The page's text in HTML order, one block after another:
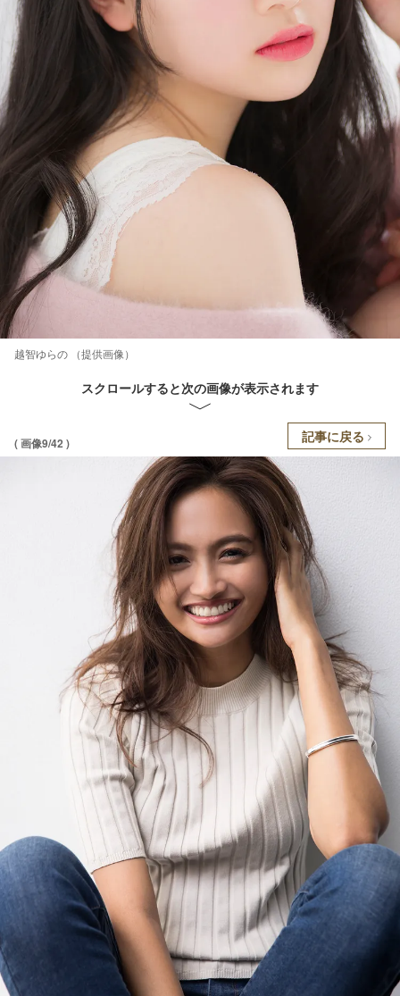
越智ゆらの （提供画像）
スクロールすると次の画像が表示されます
( 画像9/42 ) 記事に戻る